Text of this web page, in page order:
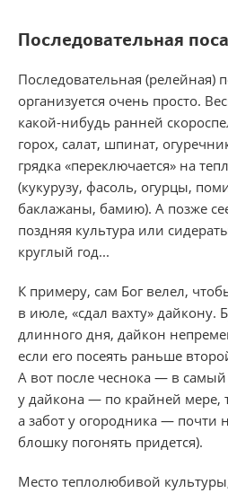
Последовательная
Последовательная (релейная)
организуется очень просто.
какой-нибудь ранней
горох, салат, шпинат,
грядка «переключается» на
(кукурузу, фасоль, огурцы,
баклажаны, бамию). А позже
поздняя культура или
круглый год...
К примеру, сам Бог велел,
в июле, «сдал вахту» дайкону.
длинного дня, дайкон
если его посеять раньше
А вот после чеснока — в
у дайкона — по крайней мере,
а забот у огородника — почти
блошку погонять придется).
Место теплолюбивой